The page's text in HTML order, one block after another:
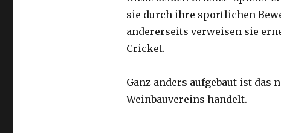
sie durch ihre sportlichen
andererseits verweisen sie
Cricket.
Ganz anders aufgebaut ist das
Weinbauvereins handelt.